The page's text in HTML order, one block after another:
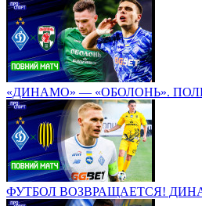
«ДИНАМО» — «ОБОЛОНЬ».
ФУТБОЛ ВОЗВРАЩАЕТСЯ!